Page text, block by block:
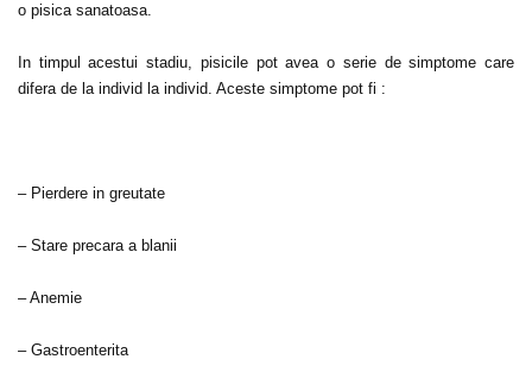
o pisica sanatoasa.
In timpul acestui stadiu, pisicile pot avea o serie de simptome care
difera de la individ la individ. Aceste simptome pot fi :
– Pierdere in greutate
– Stare precara a blanii
– Anemie
– Gastroenterita